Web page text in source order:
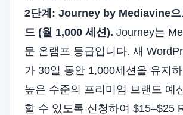
2단계: Journey by Mediavine으
드 (월 1,000 세션). Journey는
문 온램프 등급입니다. 새
가 30일 동안 1,000세션을 유지
높은 수준의 프리미엄 브랜드 예
할 수 있도록 신청하여 $15–$25